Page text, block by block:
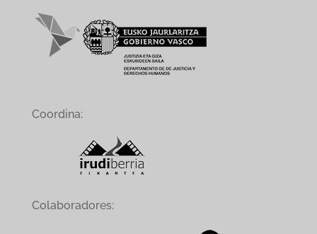
Coordina:
Colaboradores: